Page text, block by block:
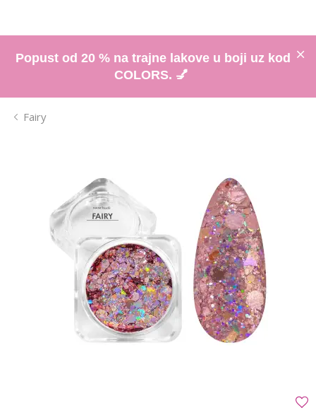
Popust od 20 % na trajne lakove u boji uz kod
COLORS. 💅
Fairy